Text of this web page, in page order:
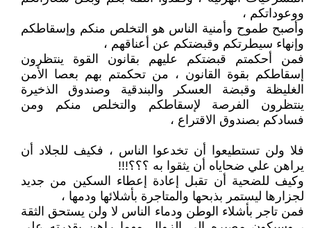
ووعوداتكم ،
وأصبح طموح وأمنية الناس هو التخلص منكم وإسقاطكم
وإنهاء سيطرتكم وقبضتكم عن أعناقهم ،
فمن أحكمتم قبضتكم عليهم بقانون القوة ينتظرون
إسقاطكم بقوة القانون ، من تحكمتم بهم بعصا الأمن
الغليظة وقبضة العسكر والبندقية وصندوق الذخيرة
ينتظرون الفرصة لإسقاطكم والتخلص منكم ومن
فسادكم بصندوق الاقتراع ،
فلا ولن تستطيعوا أن تخدعوا الناس ، فكيف للجلاد أن
يراهن علي ضحاياه أن يثقوا به ؟؟؟!!!
وكيف للضحية أن تقبل إعادة إعطاء السكين من جديد
لجزارها ليستمر بذبحها والمتاجرة بأشلائها ودمها ،
فمن تاجر بأشلاء الوطن ودماء الناس لا ولن يستحق الثقة